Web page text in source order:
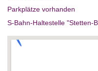
Parkplätze vorhanden
S-Bahn-Haltestelle "Stetten-